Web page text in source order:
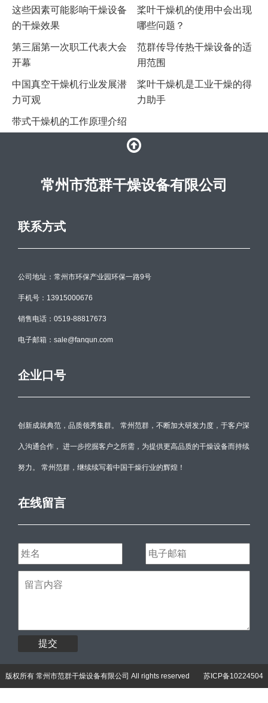
这些因素可能影响干燥设备
的干燥效果
桨叶干燥机的使用中会出现
哪些问题？
第三届第一次职工代表大会
开幕
范群传导传热干燥设备的适
用范围
中国真空干燥机行业发展潜
力可观
桨叶干燥机是工业干燥的得
力助手
带式干燥机的工作原理介绍
常州市范群干燥设备有限公司
联系方式
公司地址：常州市环保产业园环保一路9号
手机号：13915000676
销售电话：0519-88817673
电子邮箱：sale@fanqun.com
企业口号
创新成就典范，品质领秀集群。 常州范群，不断加大研发力度，于客户深
入沟通合作， 进一步挖掘客户之所需，为提供更高品质的干燥设备而持续
努力。 常州范群，继续续写着中国干燥行业的辉煌！
在线留言
提交
版权所有 常州市范群干燥设备有限公司 All rights reserved 苏ICP备10224504